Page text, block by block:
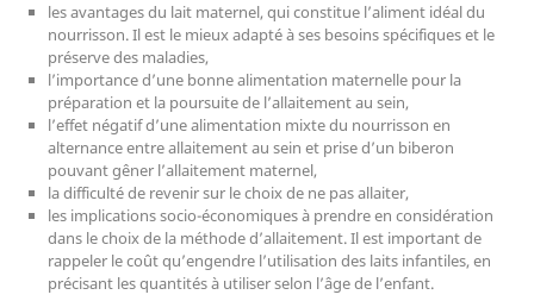
les avantages du lait maternel, qui constitue l’aliment idéal du
nourrisson. Il est le mieux adapté à ses besoins spécifiques et le
préserve des maladies,
l’importance d’une bonne alimentation maternelle pour la
préparation et la poursuite de l’allaitement au sein,
l’effet négatif d’une alimentation mixte du nourrisson en
alternance entre allaitement au sein et prise d’un biberon
pouvant gêner l’allaitement maternel,
la difficulté de revenir sur le choix de ne pas allaiter,
les implications socio-économiques à prendre en considération
dans le choix de la méthode d’allaitement. Il est important de
rappeler le coût qu’engendre l’utilisation des laits infantiles, en
précisant les quantités à utiliser selon l’âge de l’enfant.